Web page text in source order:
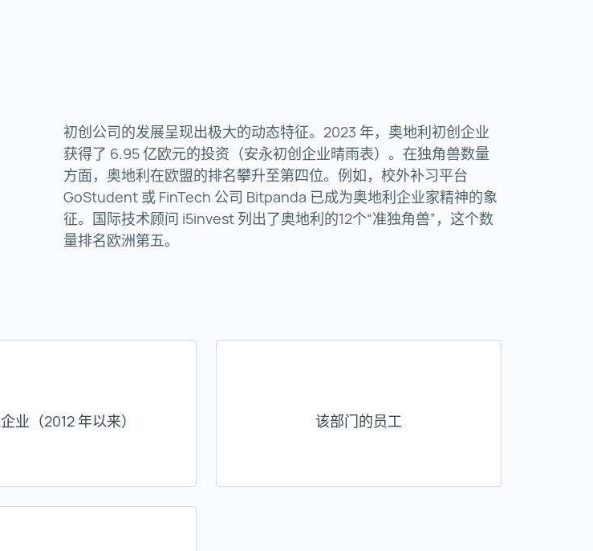
初创公司的发展呈现出极大的动态特征。2023 年，奥地利初创企业
获得了 6.95 亿欧元的投资（安永初创企业晴雨表）。在独角兽数量
方面，奥地利在欧盟的排名攀升至第四位。例如，校外补习平台
GoStudent 或 FinTech 公司 Bitpanda 已成为奥地利企业家精神的象
征。国际技术顾问 i5invest 列出了奥地利的12个“准独角兽”，这个数
量排名欧洲第五。
业（2012 年以来） 该部门的员工